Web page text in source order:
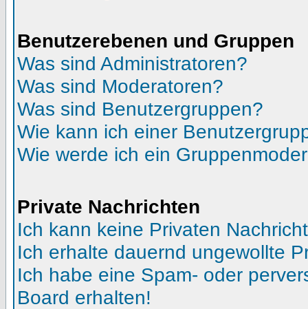
Benutzerebenen und Gruppen
Was sind Administratoren?
Was sind Moderatoren?
Was sind Benutzergruppen?
Wie kann ich einer
Wie werde ich ein
Private Nachrichten
Ich kann keine Privaten
Ich erhalte dauernd ungewollte
Ich habe eine Spam- oder
Board erhalten!